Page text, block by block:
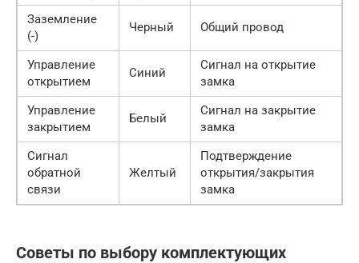
Заземление
(-)
Черный Общий провод
Управление
открытием
Синий
Сигнал на открытие
замка
Управление
закрытием
Белый
Сигнал на закрытие
замка
Сигнал
обратной
связи
Желтый
Подтверждение
открытия/закрытия
замка
Советы по выбору комплектующих